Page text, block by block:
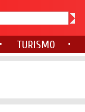
TURISMO